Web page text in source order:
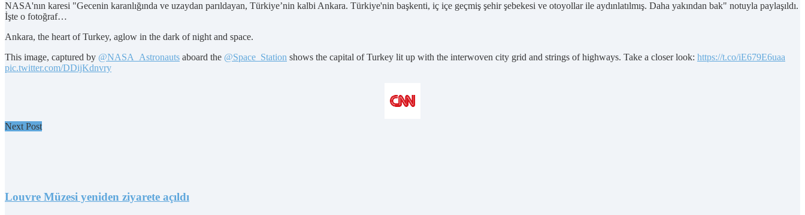
NASA'nın karesi "Gecenin karanlığında ve uzaydan parıldayan, Türkiye’nin kalbi Ankara. Türkiye'nin başkenti, iç içe geçmiş şehir şebekesi ve otoyollar ile aydınlatılmış. Daha yakından bak" notuyla paylaşıldı.
İşte o fotoğraf…
Ankara, the heart of Turkey, aglow in the dark of night and space.
This image, captured by @NASA_Astronauts aboard the @Space_Station shows the capital of Turkey lit up with the interwoven city grid and strings of highways. Take a closer look: https://t.co/iE679E6uaa
pic.twitter.com/DDijKdnvry
Next Post
Louvre Müzesi yeniden ziyarete açıldı